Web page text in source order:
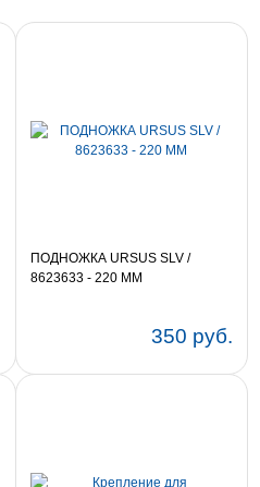
ПОДНОЖКА URSUS SLV /
8623633 - 220 MM
350 руб.